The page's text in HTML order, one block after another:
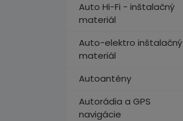
Auto Hi-Fi - inštalačný
materiál
Auto-elektro inštalačný
materiál
Autoantény
Autorádia a GPS
navigácie